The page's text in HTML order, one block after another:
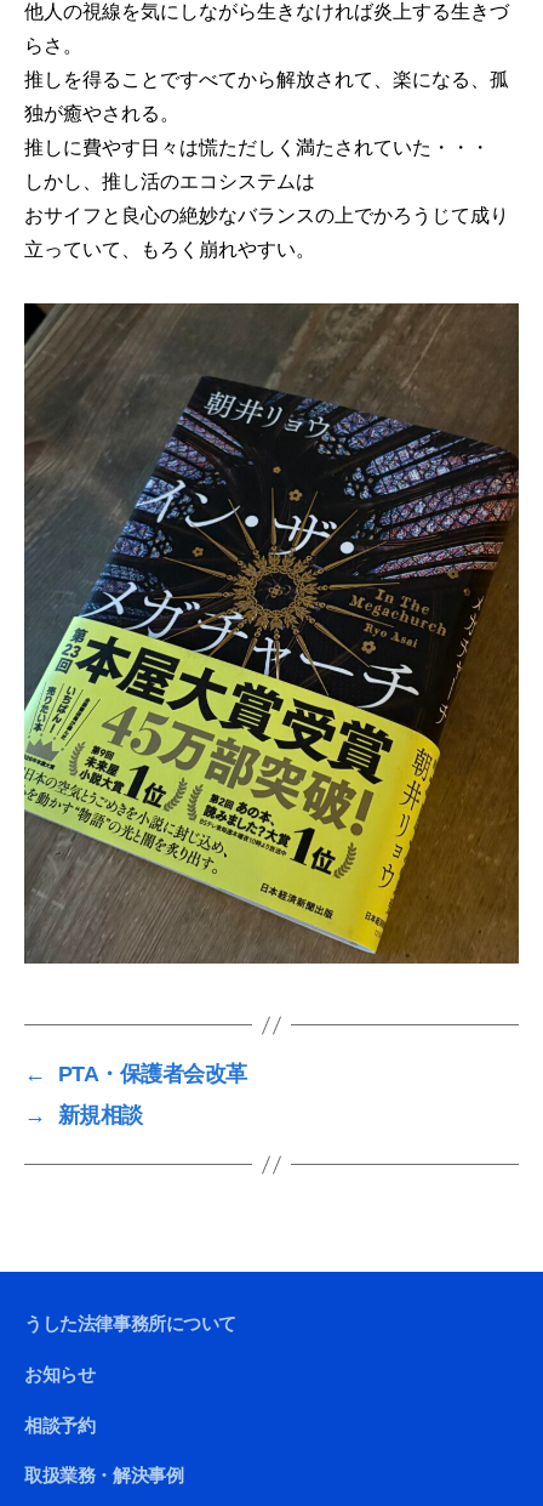
他人の視線を気にしながら生きなければ炎上する生きづ
らさ。
推しを得ることですべてから解放されて、楽になる、孤
独が癒やされる。
推しに費やす日々は慌ただしく満たされていた・・・
しかし、推し活のエコシステムは
おサイフと良心の絶妙なバランスの上でかろうじて成り
立っていて、もろく崩れやすい。
←
PTA・保護者会改革
→
新規相談
うした法律事務所について
お知らせ
相談予約
取扱業務・解決事例